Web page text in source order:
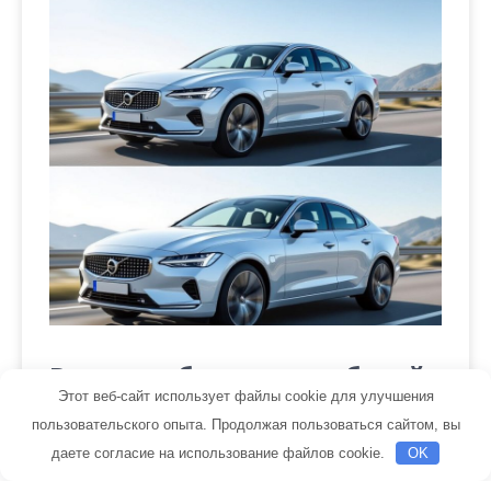
Выкуп и обмен автомобилей
с пробегом
Этот веб-сайт использует файлы cookie для улучшения
пользовательского опыта. Продолжая пользоваться сайтом, вы
даете согласие на использование файлов cookie.
OK